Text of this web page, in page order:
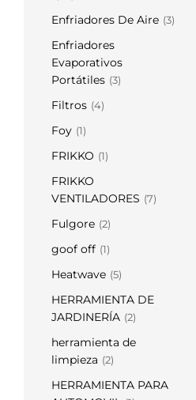
Enfriadores De Aire (3)
Enfriadores
Evaporativos
Portátiles (3)
Filtros (4)
Foy (1)
FRIKKO (1)
FRIKKO
VENTILADORES (7)
Fulgore (2)
goof off (1)
Heatwave (5)
HERRAMIENTA DE
JARDINERÍA (2)
herramienta de
limpieza (2)
HERRAMIENTA PARA